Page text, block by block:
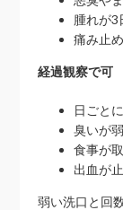
腫れが3
痛み止
経過観察で可
日ごと
臭いが
食事が
出血が
弱い洗口と回